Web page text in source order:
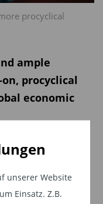
unserer Website
Einsatz. Z.B.
procyclical
ample
procyclical
economic